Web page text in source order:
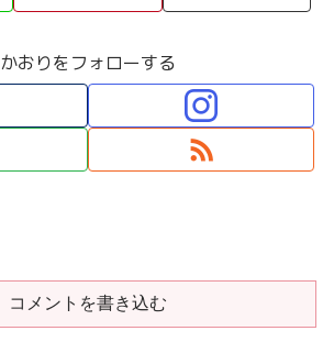
かおりをフォローする
コメントを書き込む